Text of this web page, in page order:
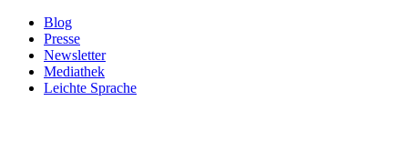
Blog
Presse
Newsletter
Mediathek
Leichte Sprache